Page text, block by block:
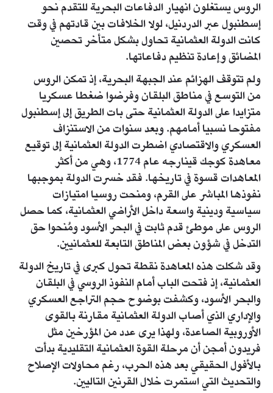
الروس يستغلون انهيار الدفاعات البحرية للتقدم نحو
إسطنبول عبر الدردنيل، لولا الخلافات بين قادتهم في وقت
كانت الدولة العثمانية تحاول بشكل متأخر تحصين
المضائق وإعادة تنظيم دفاعاتها.
ولم تتوقف الهزائم عند الجبهة البحرية، إذ تمكن الروس
من التوسع في مناطق البلقان وفرضوا ضغطا عسكريا
متزايدا على الدولة العثمانية حتى بات الطريق إلى إسطنبول
مفتوحا نسبيا أمامهم. وبعد سنوات من الاستنزاف
العسكري والاقتصادي اضطرت الدولة العثمانية إلى توقيع
معاهدة كوجك قينارجه عام 1774، وهي من أكثر
المعاهدات قسوة في تاريخها. فقد خسرت الدولة بموجبها
نفوذها المباشر على القرم، ومنحت روسيا امتيازات
سياسية ودينية واسعة داخل الأراضي العثمانية، كما حصل
الروس على موطئ قدم ثابت في البحر الأسود ومُنحوا حق
التدخل في شؤون بعض المناطق التابعة للعثمانيين.
وقد شكلت هذه المعاهدة نقطة تحول كبرى في تاريخ الدولة
العثمانية، إذ فتحت الباب أمام النفوذ الروسي في البلقان
والبحر الأسود، وكشفت بوضوح حجم التراجع العسكري
والإداري الذي أصاب الدولة العثمانية مقارنة بالقوى
الأوروبية الصاعدة، ولهذا يرى عدد من المؤرخين مثل
فريدون أمجن أن مرحلة القوة العثمانية التقليدية بدأت
بالأفول الحقيقي بعد هذه الحرب، رغم محاولات الإصلاح
والتحديث التي استمرت خلال القرنين التاليين.